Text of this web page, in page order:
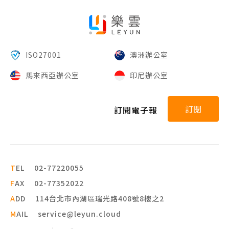
ISO27001
澳洲辦公室
馬來西亞辦公室
印尼辦公室
訂閱電子報 訂閱
TEL
02-77220055
FAX
02-77352022
ADD
114台北市內湖區瑞光路408號8樓之2
MAIL
service@leyun.cloud